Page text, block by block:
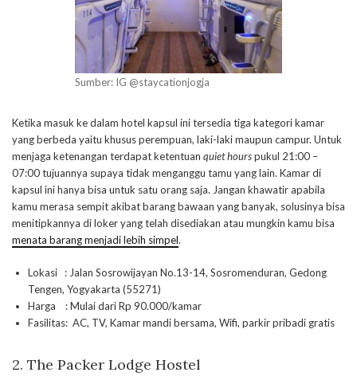
Sumber: IG @staycationjogja
Ketika masuk ke dalam hotel kapsul ini tersedia tiga kategori kamar
yang berbeda yaitu khusus perempuan, laki-laki maupun campur. Untuk
menjaga ketenangan terdapat ketentuan quiet hourspukul 21:00 –
07:00 tujuannya supaya tidak menganggu tamu yang lain. Kamar di
kapsul ini hanya bisa untuk satu orang saja. Jangan khawatir apabila
kamu merasa sempit akibat barang bawaan yang banyak, solusinya bisa
menitipkannya di loker yang telah disediakan atau mungkin kamu bisa
menata barang menjadi lebih simpel.
Lokasi : Jalan Sosrowijayan No.13-14, Sosromenduran, Gedong
Tengen, Yogyakarta (55271)
Harga : Mulai dari Rp 90.000/kamar
Fasilitas: AC, TV, Kamar mandi bersama, Wifi, parkir pribadi gratis
2. The Packer Lodge Hostel